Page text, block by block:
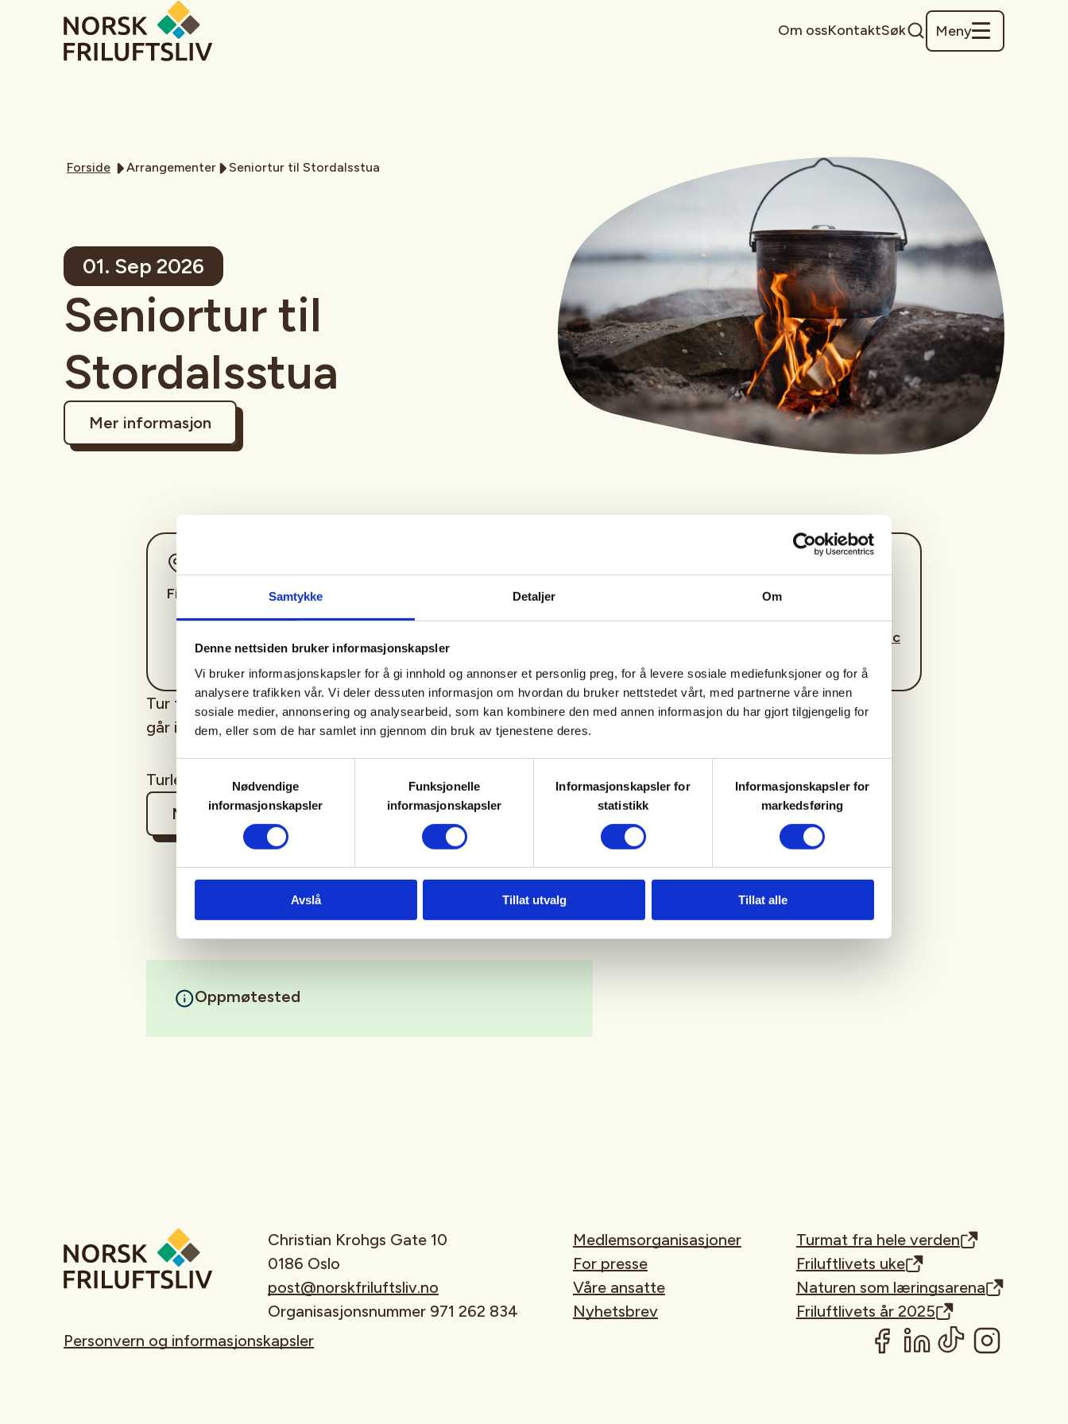
Samtykke Detaljer Om
Denne nettsiden bruker informasjonskapsler
Vi bruker informasjonskapsler for å gi innhold og annonser et personlig preg, for å levere sosiale mediefunksjoner og for å
analysere trafikken vår. Vi deler dessuten informasjon om hvordan du bruker nettstedet vårt, med partnerne våre innen
sosiale medier, annonsering og analysearbeid, som kan kombinere den med annen informasjon du har gjort tilgjengelig for
dem, eller som de har samlet inn gjennom din bruk av tjenestene deres.
Nødvendige
informasjonskapsler
Funksjonelle
informasjonskapsler
Informasjonskapsler for
statistikk
Informasjonskapsler for
markedsføring
Avslå Tillat utvalg Tillat alle
Om ossKontaktSøk Meny
Forside Arrangementer Seniortur til Stordalsstua
01. Sep 2026
Seniortur til
Stordalsstua
Mer informasjon
Finnsnes
2026
Senja Turlag
Kontaktperson
Ina Aanesland
ina.aanesland@gmail.c
Tur til Stordalsstua med 2 overnattinger. Turen er ca 11 km og
går i svakt stigende terreng.
Turledere er Siw Solbakken Løvaas og Ina Aanesland
Mer informasjon
Oppmøtested
Christian Krohgs Gate 10
0186 Oslo
post@norskfriluftsliv.no
Organisasjonsnummer 971 262 834
Medlemsorganisasjoner
For presse
Våre ansatte
Nyhetsbrev
Turmat fra hele verden
Friluftlivets uke
Naturen som læringsarena
Friluftlivets år 2025
Personvern og informasjonskapsler